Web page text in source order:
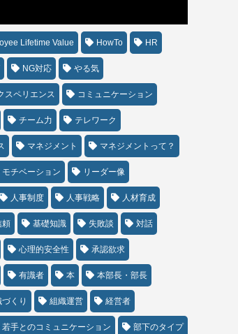
Lifetime Value HowTo HR
NG対応 やる気
スペリエンス コミュニケーション
チーム力 テレワーク
マネジメント マネジメントって？
モチベーション リーダー像
人事制度 人事戦略 人材育成
頼 基礎知識 失敗談 対話
心理的安全性 承認欲求
有識者 本 本部長・部長
くり 組織運営 経営者
若手とのコミュニケーション 部下のタイプ